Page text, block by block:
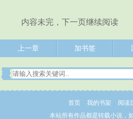
内容未完，下一页继续阅读
上一章 加书签
首页 我的书架 阅读
本站所有作品都是转载小说，